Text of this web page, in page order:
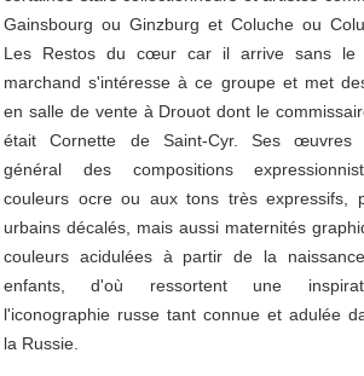
Gainsbourg ou Ginzburg et Coluche ou
Les Restos du cœur car il arrive sans le
marchand s'intéresse à ce groupe et met
en salle de vente à Drouot dont le
était Cornette de Saint-Cyr. Ses œuvres
général des compositions
couleurs ocre ou aux tons très expressifs,
urbains décalés, mais aussi maternités
couleurs acidulées à partir de la
enfants, d'où ressortent une
l'iconographie russe tant connue et adulée
la Russie.